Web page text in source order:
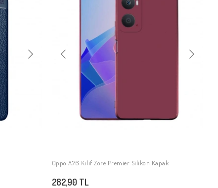
SEPETE EKLE
Oppo A76 Kılıf Zore Premier Silikon Kapak
282,90 TL